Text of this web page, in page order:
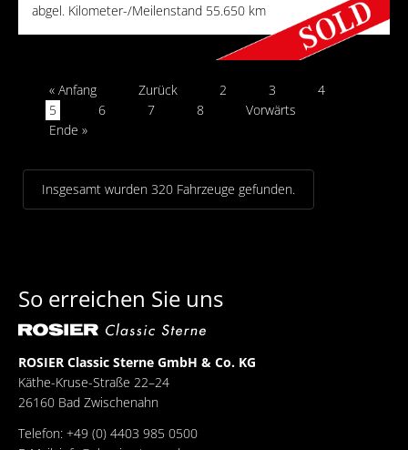
abgel. Kilometer-/Meilenstand 55.650 km
« Anfang Zurück 2 3
4
5
6 7 8
Vorwärts
Ende »
Insgesamt wurden 320 Fahrzeuge gefunden.
So erreichen Sie uns
ROSIER Classic Sterne GmbH & Co. KG
Käthe-Kruse-Straße 22–24
26160 Bad Zwischenahn
Telefon: +49 (0) 4403 985 0500